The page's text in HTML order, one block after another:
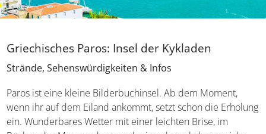
Griechisches Paros: Insel der Kykladen
Strände, Sehenswürdigkeiten & Infos
Paros ist eine kleine Bilderbuchinsel. Ab dem Moment,
wenn ihr auf dem Eiland ankommt, setzt schon die
Erholung ein. Wunderbares Wetter mit einer leichten